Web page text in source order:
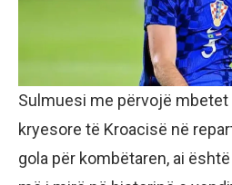
Sulmuesi me përvojë
kryesore të Kroacisë në
gola për kombëtaren, ai